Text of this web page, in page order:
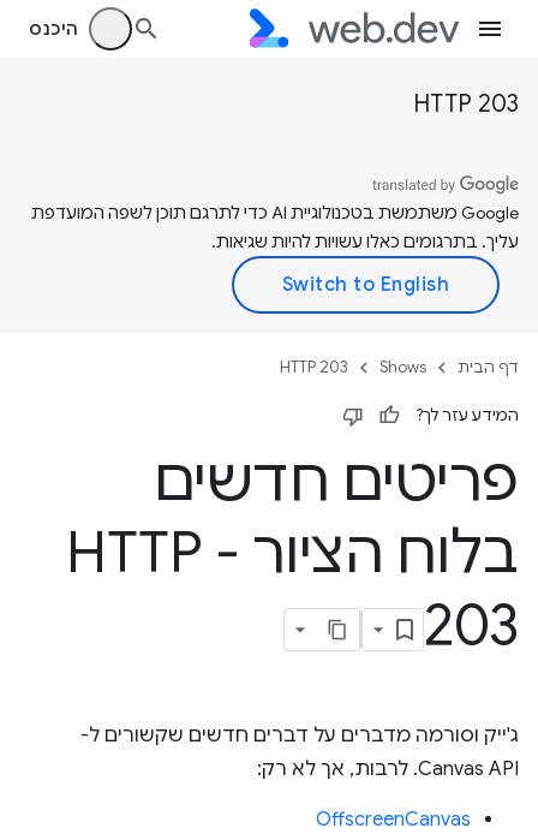
היכנס
HTTP 203
‫Google משתמשת בטכנולוגיית AI כדי לתרגם תוכן לשפה המועדפת
עליך. בתרגומים כאלו עשויות להיות שגיאות.
דף הבית Shows
HTTP 203
המידע עזר לך?
פריטים חדשים
בלוח הציור - HTTP
203
ג'ייק וסורמה מדברים על דברים חדשים שקשורים ל-
Canvas API. לרבות, אך לא רק:
OffscreenCanvas